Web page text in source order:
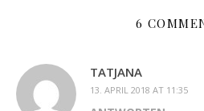
6
TATJANA
13. APRIL 2018 AT 11:35